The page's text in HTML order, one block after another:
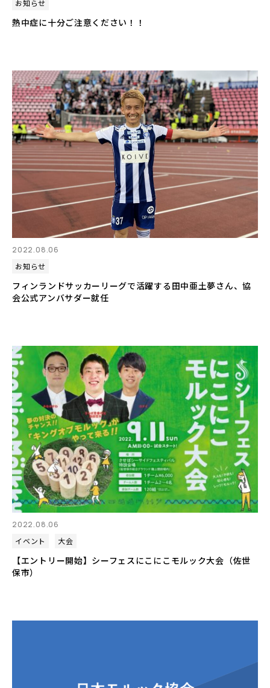
お知らせ
熱中症に十分ご注意ください！！
2022.08.06
お知らせ
フィンランドサッカーリーグで活躍する田中亜土夢さん、協
会公式アンバサダー就任
2022.08.06
イベント
大会
【エントリー開始】シーフェスにこにこモルック大会（佐世
保市）